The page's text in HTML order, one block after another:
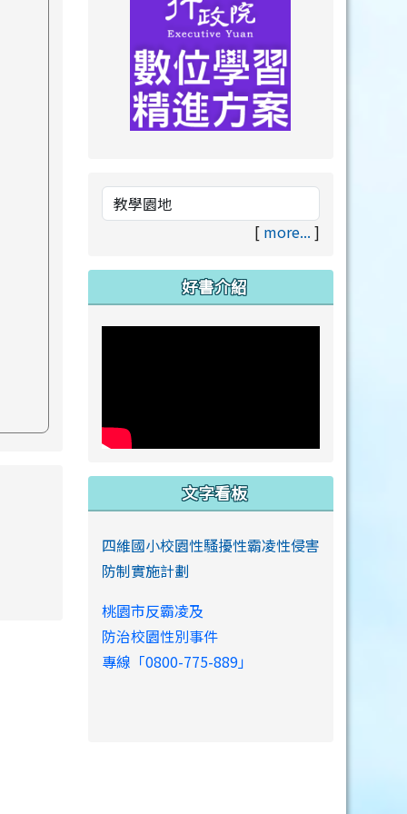
www.swps.tyc.edu.tw/XOOPS \
link to https://www.swps.tyc.edu.tw/XOOPS \
[ more... ]
好書介紹
文字看板
四維國小校園性騷擾性霸凌性侵害
防制實施計劃
桃園市反霸凌及
防治校園性別事件
專線「0800-775-889」